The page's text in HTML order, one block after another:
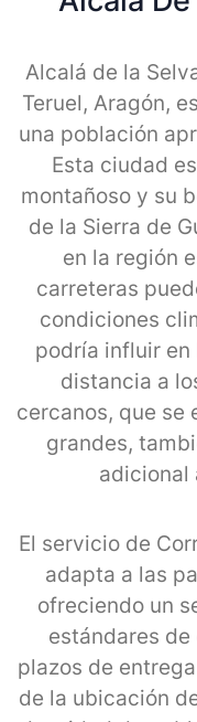
Alcalá de la
Teruel, Aragón,
una población
Esta ciudad
montañoso y su
de la Sierra de
en la región
carreteras
condiciones
podría influir en
distancia a
cercanos, que se
grandes,
adicional
El servicio de
adapta a las
ofreciendo un
estándares
plazos de
de la ubicación